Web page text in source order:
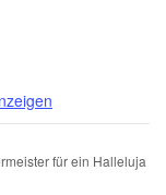
für ein Halleluja